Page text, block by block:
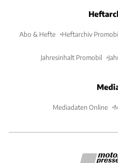
Abo & Hefte Heftarchiv
Jahresinhalt Promobil
Mediadaten Online